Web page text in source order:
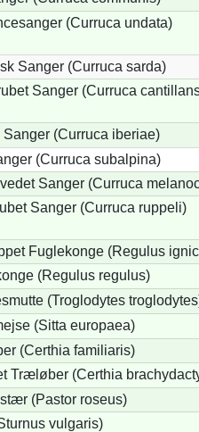
(Curruca undata)
Sanger (Curruca sarda)
Sanger (Curruca
Sanger (Curruca iberiae)
(Curruca subalpina)
Sanger (Curruca
Sanger (Curruca ruppeli)
Fuglekonge (Regulus
(Regulus regulus)
(Troglodytes
(Sitta europaea)
(Certhia familiaris)
Træløber (Certhia
(Pastor roseus)
vulgaris)